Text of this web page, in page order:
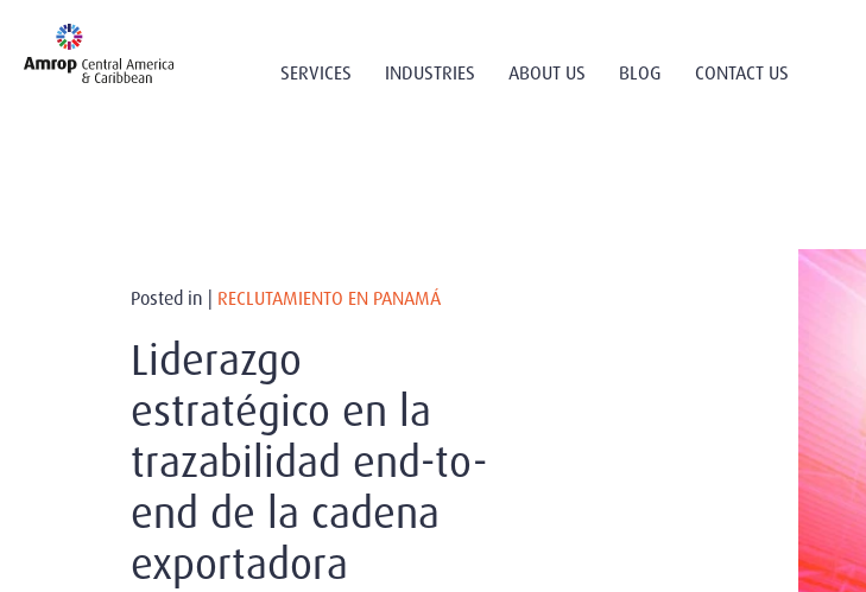
SERVICES INDUSTRIES ABOUT US BLOG CONTACT US
Posted in | RECLUTAMIENTO EN PANAMÁ
Liderazgo
estratégico en la
trazabilidad end-to-
end de la cadena
exportadora